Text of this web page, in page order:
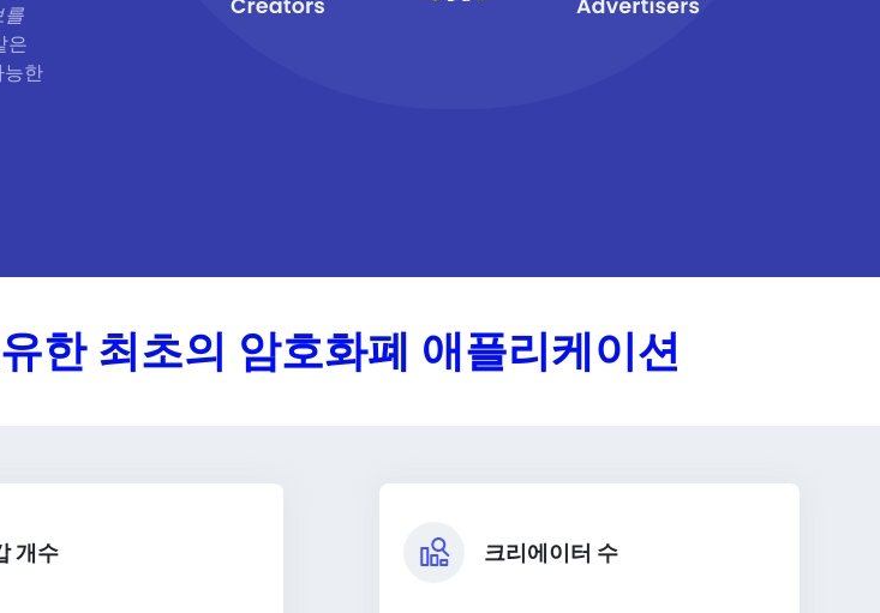
를
은
한
한 최초의 암호화폐 애플리케이션
개수 크리에이터 수